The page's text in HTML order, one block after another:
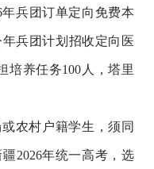
兵团订单定向免费本
兵团计划招收定向医
培养任务100人，塔里
农村户籍学生，须同
2026年统一高考，选